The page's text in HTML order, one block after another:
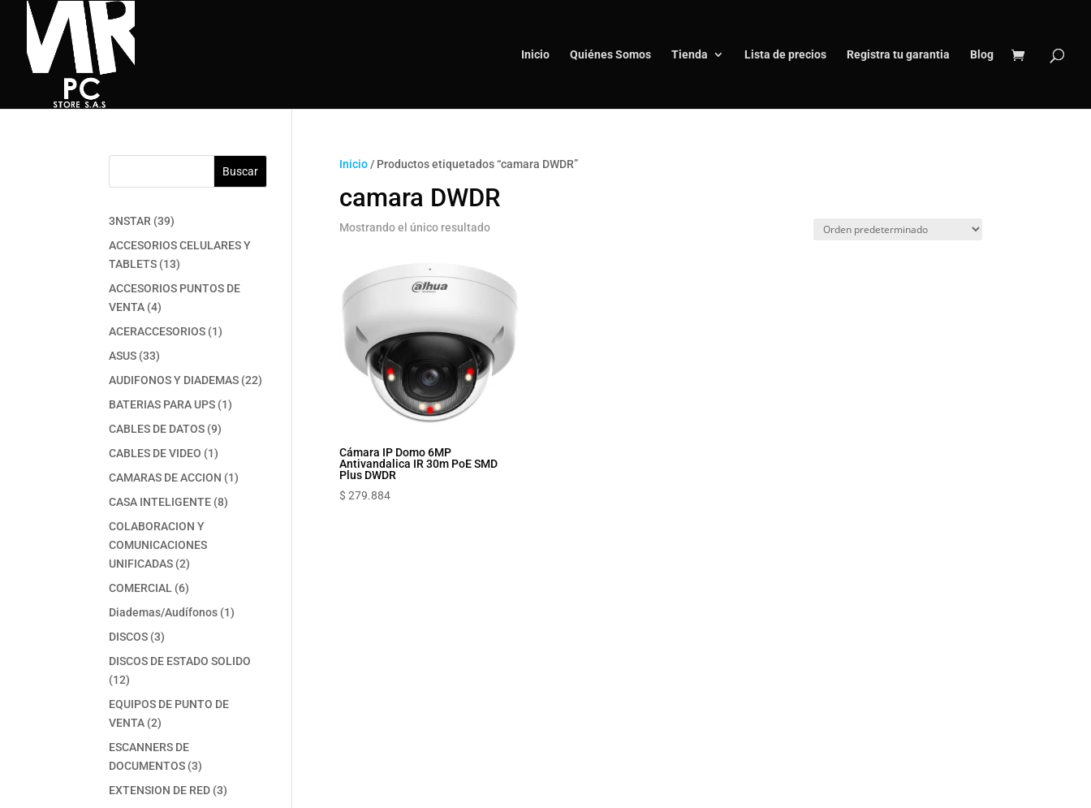
Inicio Quiénes Somos Tienda Lista de precios Registra tu garantia Blog
Inicio/ Productos etiquetados “camara DWDR”
camara DWDR
Mostrando el único resultado
Cámara IP Domo 6MP
Antivandalica IR 30m PoE SMD
Plus DWDR
$ 279.884
Buscar
3NSTAR 3939
productos
ACCESORIOS CELULARES Y
TABLETS 1313
productos
ACCESORIOS PUNTOS DE
VENTA 44
productos
ACERACCESORIOS 11
ASUS 3333
productos
AUDIFONOS Y DIADEMAS 2222
BATERIAS PARA UPS 11
CABLES DE DATOS 99
CABLES DE VIDEO 11
producto
CAMARAS DE ACCION 11
CASA INTELIGENTE 88
COLABORACION Y
COMUNICACIONES
UNIFICADAS 22
productos
COMERCIAL 66
productos
Diademas/Audífonos 11
DISCOS 33
productos
DISCOS DE ESTADO SOLIDO
1212
productos
EQUIPOS DE PUNTO DE
VENTA 22
productos
ESCANNERS DE
DOCUMENTOS 33
productos
EXTENSION DE RED 33